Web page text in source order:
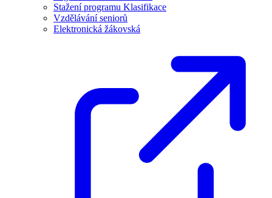
Stažení programu Klasifikace
Vzdělávání seniorů
Elektronická žákovská